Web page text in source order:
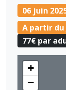
06 juin
A partir
77€ par
+
−